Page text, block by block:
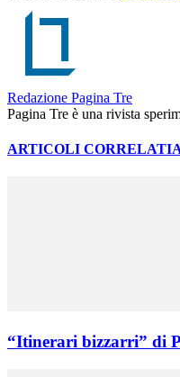
Redazione Pagina Tre
Pagina Tre è una rivista
ARTICOLI CORRELATI
“Itinerari bizzarri” di